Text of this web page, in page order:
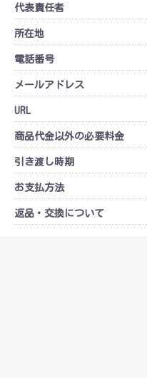
代表責任者
所在地
電話番号
メールアドレス
URL
商品代金以外の必要料金
引き渡し時期
お支払方法
返品・交換について